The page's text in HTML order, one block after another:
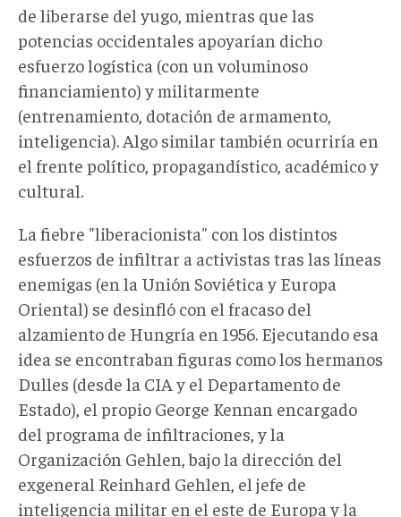
de liberarse del yugo, mientras que las
potencias occidentales apoyarían dicho
esfuerzo logística (con un voluminoso
financiamiento) y militarmente
(entrenamiento, dotación de armamento,
inteligencia). Algo similar también ocurriría en
el frente político, propagandístico, académico y
cultural.
La fiebre "liberacionista" con los distintos
esfuerzos de infiltrar a activistas tras las líneas
enemigas (en la Unión Soviética y Europa
Oriental) se desinfló con el fracaso del
alzamiento de Hungría en 1956. Ejecutando esa
idea se encontraban figuras como los hermanos
Dulles (desde la CIA y el Departamento de
Estado), el propio George Kennan encargado
del programa de infiltraciones, y la
Organización Gehlen, bajo la dirección del
exgeneral Reinhard Gehlen, el jefe de
inteligencia militar en el este de Europa y la